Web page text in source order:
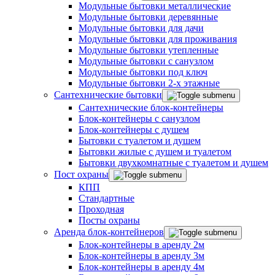
Модульные бытовки металлические
Модульные бытовки деревянные
Модульные бытовки для дачи
Модульные бытовки для проживания
Модульные бытовки утепленные
Модульные бытовки с санузлом
Модульные бытовки под ключ
Модульные бытовки 2-х этажные
Сантехнические бытовки
Сантехнические блок-контейнеры
Блок-контейнеры с санузлом
Блок-контейнеры с душем
Бытовки с туалетом и душем
Бытовки жилые с душем и туалетом
Бытовки двухкомнатные с туалетом и душем
Пост охраны
КПП
Стандартные
Проходная
Посты охраны
Аренда блок-контейнеров
Блок-контейнеры в аренду 2м
Блок-контейнеры в аренду 3м
Блок-контейнеры в аренду 4м